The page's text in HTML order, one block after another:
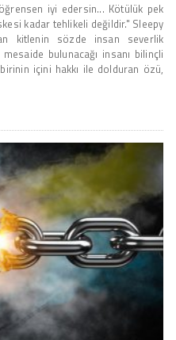
iyi edersin... Kötülük pek
kadar tehlikeli değildir." Sleepy
kitlenin sözde insan severlik
mesaide bulunacağı insanı bilinçli
içini hakkı ile dolduran özü,